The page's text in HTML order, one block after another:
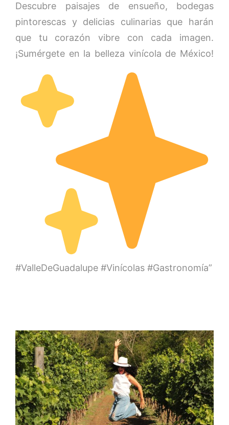
Descubre paisajes de ensueño, bodegas
pintorescas y delicias culinarias que harán
que tu corazón vibre con cada imagen.
¡Sumérgete en la belleza vinícola de México!
#ValleDeGuadalupe #Vinícolas #Gastronomía”